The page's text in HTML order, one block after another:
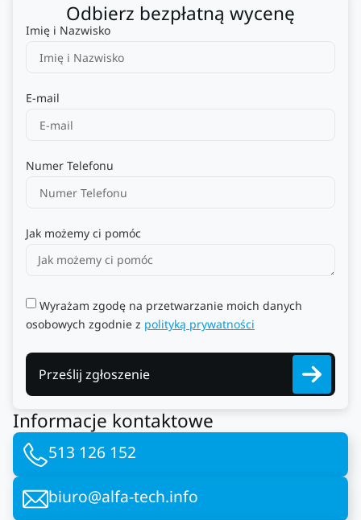
Odbierz bezpłatną wycenę
Imię i Nazwisko
E-mail
Numer Telefonu
Jak możemy ci pomóc
Wyrażam zgodę na przetwarzanie moich danych
osobowych zgodnie z polityką prywatności
Prześlij zgłoszenie
Informacje kontaktowe
513 126 152
biuro@alfa-tech.info